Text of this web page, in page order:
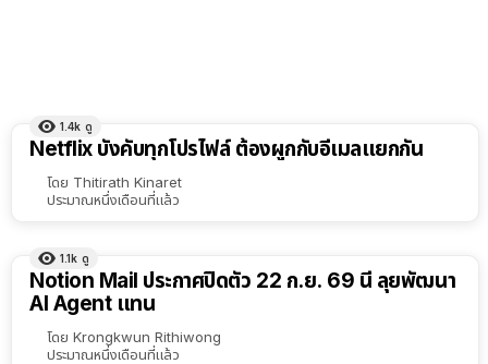
1.4k ดู
Netflix บังคับทุกโปรไฟล์ ต้องผูกกับอีเมลแยกกัน
โดย Thitirath Kinaret
ประมาณหนึ่งเดือนที่แล้ว
1.1k ดู
Notion Mail ประกาศปิดตัว 22 ก.ย. 69 นี้ ลุยพัฒนา
AI Agent แทน
โดย Krongkwun Rithiwong
ประมาณหนึ่งเดือนที่แล้ว